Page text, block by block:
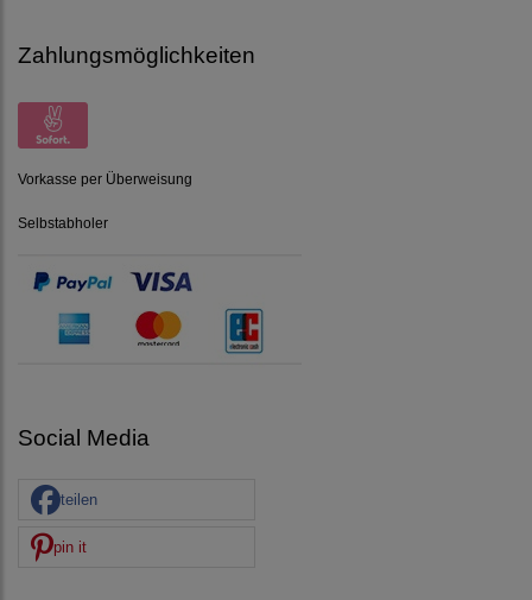
Zahlungsmöglichkeiten
Vorkasse per Überweisung
Selbstabholer
Social Media
teilen
pin it